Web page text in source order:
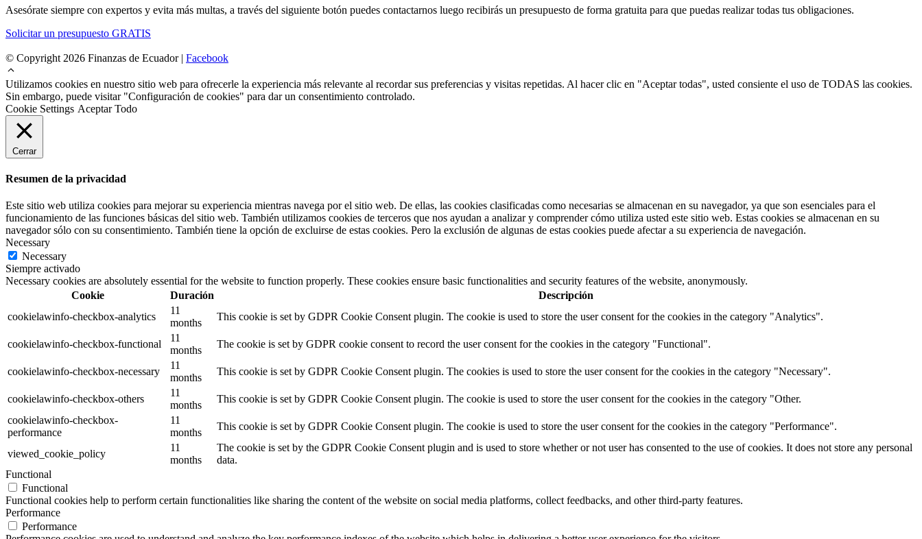
Asesórate siempre con expertos y evita más multas, a través del siguiente botón puedes contactarnos luego recibirás un presupuesto de forma gratuita para que puedas realizar todas tus obligaciones.
Solicitar un presupuesto GRATIS
© Copyright 2026 Finanzas de Ecuador | Facebook
Utilizamos cookies en nuestro sitio web para ofrecerle la experiencia más relevante al recordar sus preferencias y visitas repetidas. Al hacer clic en "Aceptar todas", usted consiente el uso de TODAS las cookies.
Sin embargo, puede visitar "Configuración de cookies" para dar un consentimiento controlado.
Cookie Settings Aceptar Todo
Cerrar
Resumen de la privacidad
Este sitio web utiliza cookies para mejorar su experiencia mientras navega por el sitio web. De ellas, las cookies clasificadas como necesarias se almacenan en su navegador, ya que son esenciales para el
funcionamiento de las funciones básicas del sitio web. También utilizamos cookies de terceros que nos ayudan a analizar y comprender cómo utiliza usted este sitio web. Estas cookies se almacenan en su
navegador sólo con su consentimiento. También tiene la opción de excluirse de estas cookies. Pero la exclusión de algunas de estas cookies puede afectar a su experiencia de navegación.
Necessary
Necessary
Siempre activado
Necessary cookies are absolutely essential for the website to function properly. These cookies ensure basic functionalities and security features of the website, anonymously.
Cookie
Duración
Descripción
cookielawinfo-checkbox-analytics
11
months
This cookie is set by GDPR Cookie Consent plugin. The cookie is used to store the user consent for the cookies in the category "Analytics".
cookielawinfo-checkbox-functional
11
months
The cookie is set by GDPR cookie consent to record the user consent for the cookies in the category "Functional".
cookielawinfo-checkbox-necessary
11
months
This cookie is set by GDPR Cookie Consent plugin. The cookies is used to store the user consent for the cookies in the category "Necessary".
cookielawinfo-checkbox-others
11
months
This cookie is set by GDPR Cookie Consent plugin. The cookie is used to store the user consent for the cookies in the category "Other.
cookielawinfo-checkbox-
performance
11
months
This cookie is set by GDPR Cookie Consent plugin. The cookie is used to store the user consent for the cookies in the category "Performance".
viewed_cookie_policy
11
months
The cookie is set by the GDPR Cookie Consent plugin and is used to store whether or not user has consented to the use of cookies. It does not store any personal
data.
Functional
Functional
Functional cookies help to perform certain functionalities like sharing the content of the website on social media platforms, collect feedbacks, and other third-party features.
Performance
Performance